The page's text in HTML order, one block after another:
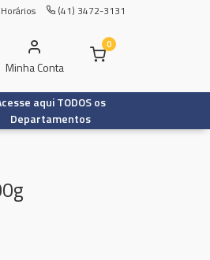
Horários (41) 3472-3131
Minha Conta
0
aqui TODOS os
Departamentos